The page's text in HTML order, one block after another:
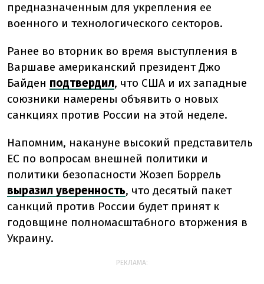
предназначенным для укрепления ее
военного и технологического секторов.
Ранее во вторник во время выступления в
Варшаве американский президент Джо
Байден подтвердил, что США и их западные
союзники намерены объявить о новых
санкциях против России на этой неделе.
Напомним, накануне высокий представитель
ЕС по вопросам внешней политики и
политики безопасности Жозеп Боррель
выразил уверенность, что десятый пакет
санкций против России будет принят к
годовщине полномасштабного вторжения в
Украину.
РЕКЛАМА: